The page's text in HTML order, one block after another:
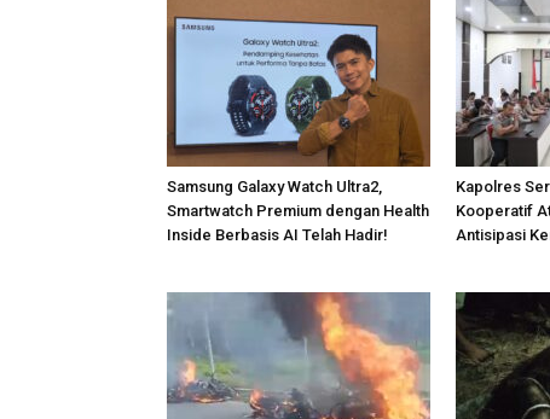
Samsung Galaxy Watch Ultra2,
Smartwatch Premium dengan Health
Inside Berbasis AI Telah Hadir!
Kapolres
Kooperatif
Antisipasi